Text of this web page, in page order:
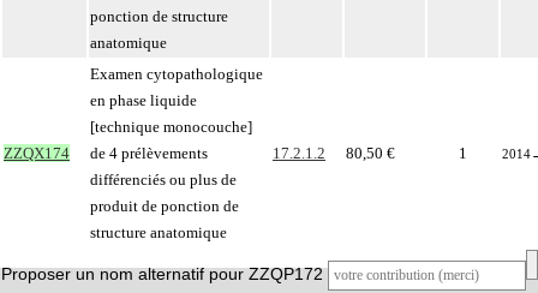
ponction de structure
anatomique
ZZQX174
Examen cytopathologique
en phase liquide
[technique monocouche]
de 4 prélèvements
différenciés ou plus de
produit de ponction de
structure anatomique
17.2.1.2 80,50 € 1 2014
Proposer un nom alternatif pour ZZQP172